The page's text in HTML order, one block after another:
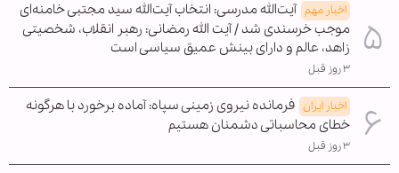
اخبار مهم آیت‌الله مدرسی: انتخاب آیت‌الله سید مجتبی خامنه‌ای
موجب خرسندی شد / آیت الله رمضانی: رهبر انقلاب، شخصیتی
زاهد، عالم و دارای بینش عمیق سیاسی است
۳ روز قبل
اخبار ایران فرمانده نیروی زمینی سپاه: آماده برخورد با هرگونه
خطای محاسباتی دشمنان هستیم
۳ روز قبل